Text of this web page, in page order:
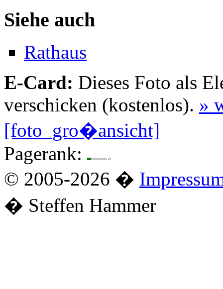
Siehe auch
Rathaus
E-Card: Dieses Foto als
verschicken (kostenlos). »
[foto_gro�ansicht]
Pagerank:
© 2005-2026 �
� Steffen Hammer